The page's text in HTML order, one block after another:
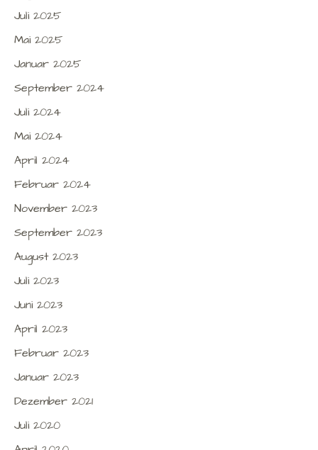
Juli 2025
Mai 2025
Januar 2025
September 2024
Juli 2024
Mai 2024
April 2024
Februar 2024
November 2023
September 2023
August 2023
Juli 2023
Juni 2023
April 2023
Februar 2023
Januar 2023
Dezember 2021
Juli 2020